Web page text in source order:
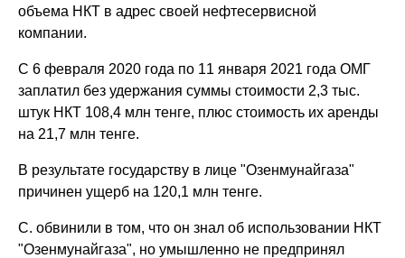
объема НКТ в адрес своей нефтесервисной
компании.
С 6 февраля 2020 года по 11 января 2021 года ОМГ
заплатил без удержания суммы стоимости 2,3 тыс.
штук НКТ 108,4 млн тенге, плюс стоимость их аренды
на 21,7 млн тенге.
В результате государству в лице "Озенмунайгаза"
причинен ущерб на 120,1 млн тенге.
С. обвинили в том, что он знал об использовании НКТ
"Озенмунайгаза", но умышленно не предпринял